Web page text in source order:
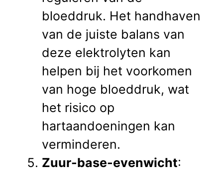
bloeddruk. Het handhaven
van de juiste balans van
deze elektrolyten kan
helpen bij het voorkomen
van hoge bloeddruk, wat
het risico op
hartaandoeningen kan
verminderen.
Zuur-base-evenwicht: